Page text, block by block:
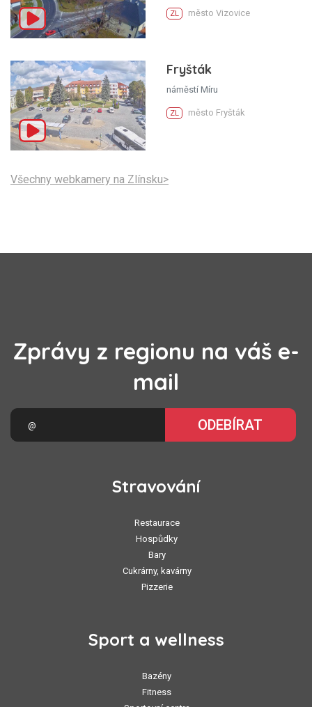
ZL město Vizovice
Fryšták
náměstí Míru
ZL město Fryšták
Všechny webkamery na Zlínsku>
Zprávy z regionu na váš e-
mail
ODEBÍRAT
Stravování
Restaurace
Hospůdky
Bary
Cukrárny, kavárny
Pizzerie
Sport a wellness
Bazény
Fitness